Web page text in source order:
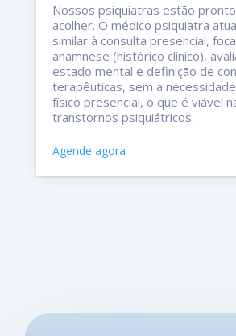
Nossos psiquiatras estão
acolher. O médico psiquiatra
similar à consulta presencial,
anamnese (histórico clínico),
estado mental e definição de
terapêuticas, sem a
físico presencial, o que é viável
transtornos psiquiátricos.
Agende agora